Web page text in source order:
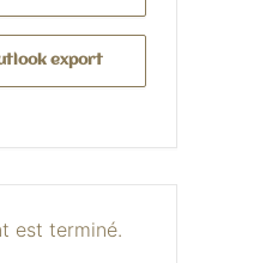
export
est terminé.